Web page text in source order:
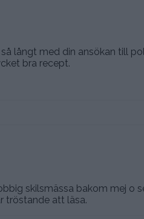
långt med din ansökan till
bra recept.
skilsmässa bakom mej o
tröstande att läsa.